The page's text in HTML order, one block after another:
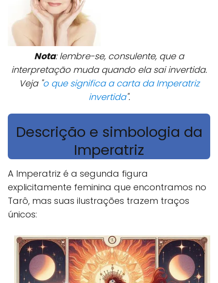
Nota: lembre-se, consulente, que a
interpretação muda quando ela sai invertida.
Veja "o que significa a carta da Imperatriz
invertida".
Descrição e simbologia da
Imperatriz
A Imperatriz é a segunda figura
explicitamente feminina que encontramos no
Tarô, mas suas ilustrações trazem traços
únicos: